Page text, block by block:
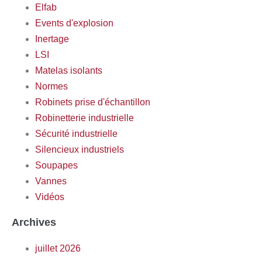
Elfab
Events d'explosion
Inertage
LSI
Matelas isolants
Normes
Robinets prise d'échantillon
Robinetterie industrielle
Sécurité industrielle
Silencieux industriels
Soupapes
Vannes
Vidéos
Archives
juillet 2026